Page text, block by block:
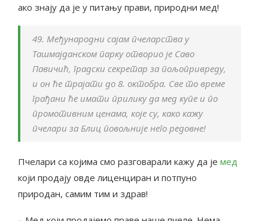
ако знају да је у питању прави, природни мед!
49. Међународни сајам пчеларства у
Ташмајданском парку отворио je Саво
Павичић, градски секретар за пољопривреду,
и он ће трајати до 8. октобра. Све то време
грађани ће имати прилику да мед купе и по
промотивним ценама, које су, како кажу
пчелари за Блиц повољније него редовне!
Пчелари са којима смо разговарали кажу да је мед
који продају овде лиценциран и потпуно
природан, самим тим и здрав!